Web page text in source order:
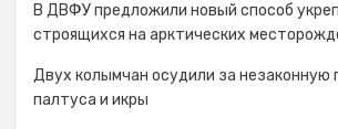
В ДВФУ предложили новый способ
строящихся на арктических
Двух колымчан осудили за незаконную
палтуса и икры